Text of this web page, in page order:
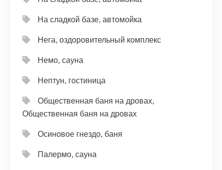
На сладкой базе, автомойка
Нега, оздоровительный комплекс
Немо, сауна
Нептун, гостиница
Общественная баня на дровах,
Общественная баня на дровах
Осиновое гнездо, баня
Палермо, сауна